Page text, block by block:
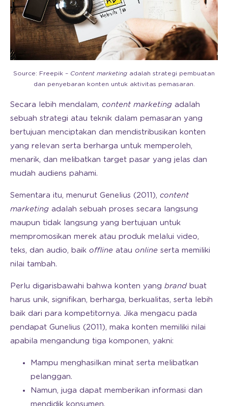
Source: Freepik – Content marketing adalah strategi pembuatan
dan penyebaran konten untuk aktivitas pemasaran.
Secara lebih mendalam, content marketing adalah
sebuah strategi atau teknik dalam pemasaran yang
bertujuan menciptakan dan mendistribusikan konten
yang relevan serta berharga untuk memperoleh,
menarik, dan melibatkan target pasar yang jelas dan
mudah audiens pahami.
Sementara itu, menurut Genelius (2011), content
marketing adalah sebuah proses secara langsung
maupun tidak langsung yang bertujuan untuk
mempromosikan merek atau produk melalui video,
teks, dan audio, baik offline atau online serta memiliki
nilai tambah.
Perlu digarisbawahi bahwa konten yang brand buat
harus unik, signifikan, berharga, berkualitas, serta lebih
baik dari para kompetitornya. Jika mengacu pada
pendapat Gunelius (2011), maka konten memiliki nilai
apabila mengandung tiga komponen, yakni:
Mampu menghasilkan minat serta melibatkan
pelanggan.
Namun, juga dapat memberikan informasi dan
mendidik konsumen.